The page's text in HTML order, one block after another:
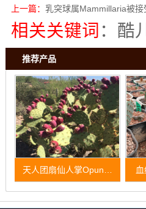
上一篇： 乳突球属Mammillaria被
相关关键词 ： 酷
推荐产品
天人团扇仙人掌Opun…